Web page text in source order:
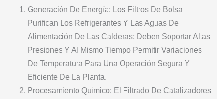
Generación De Energía: Los Filtros De Bolsa
Purifican Los Refrigerantes Y Las Aguas De
Alimentación De Las Calderas; Deben Soportar Altas
Presiones Y Al Mismo Tiempo Permitir Variaciones
De Temperatura Para Una Operación Segura Y
Eficiente De La Planta.
Procesamiento Químico: El Filtrado De Catalizadores